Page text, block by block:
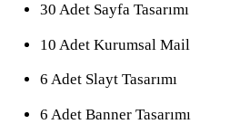
30 Adet Sayfa Tasarımı
10 Adet Kurumsal Mail
6 Adet Slayt Tasarımı
6 Adet Banner Tasarımı